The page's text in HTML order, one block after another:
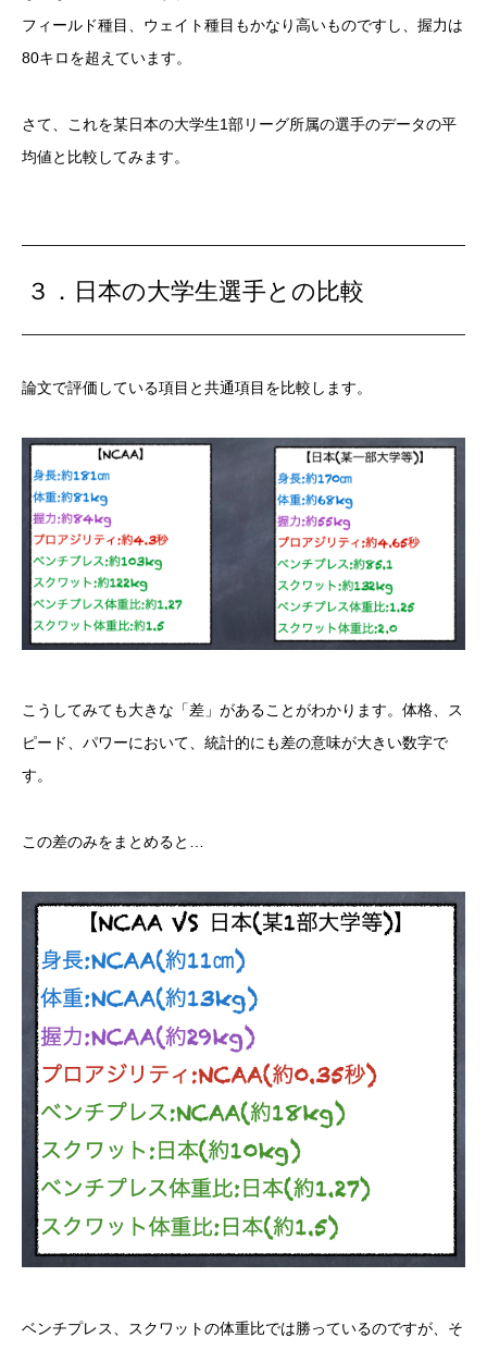
フィールド種目、ウェイト種目もかなり高いものですし、握力は
80キロを超えています。
さて、これを某日本の大学生1部リーグ所属の選手のデータの平
均値と比較してみます。
３．日本の大学生選手との比較
論文で評価している項目と共通項目を比較します。
こうしてみても大きな「差」があることがわかります。体格、ス
ピード、パワーにおいて、統計的にも差の意味が大きい数字で
す。
この差のみをまとめると…
ベンチプレス、スクワットの体重比では勝っているのですが、そ